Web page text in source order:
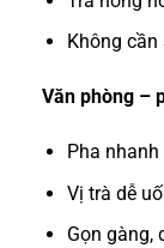
Không
Văn phòng –
Pha
Vị trà dễ
Gọn gàng,